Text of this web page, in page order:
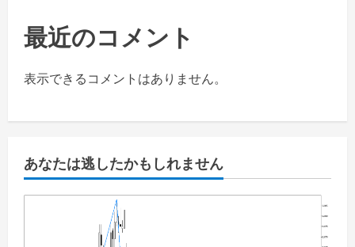
最近のコメント
表示できるコメントはありません。
あなたは逃したかもしれません